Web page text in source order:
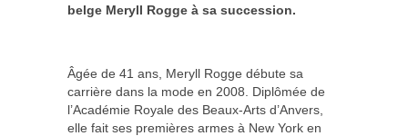
belge Meryll Rogge à sa succession.
Âgée de 41 ans, Meryll Rogge débute sa
carrière dans la mode en 2008. Diplômée de
l’Académie Royale des Beaux-Arts d’Anvers,
elle fait ses premières armes à New York en